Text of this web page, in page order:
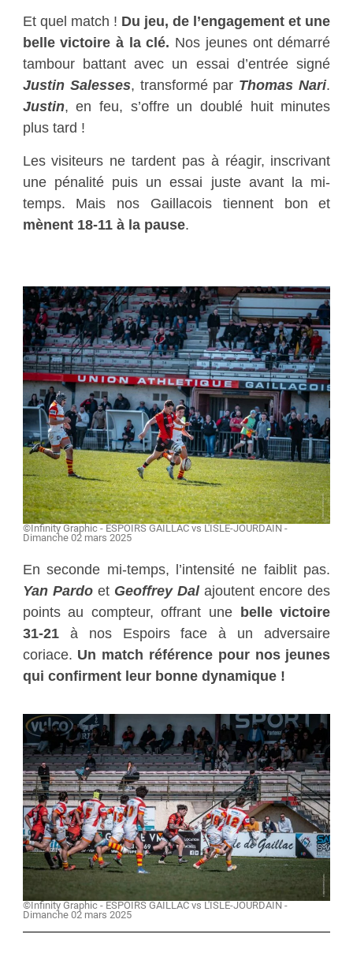
Et quel match ! Du jeu, de l’engagement et une
belle victoire à la clé. Nos jeunes ont démarré
tambour battant avec un essai d’entrée signé
Justin Salesses, transformé par Thomas Nari.
Justin, en feu, s’offre un doublé huit minutes
plus tard !
Les visiteurs ne tardent pas à réagir, inscrivant
une pénalité puis un essai juste avant la mi-
temps. Mais nos Gaillacois tiennent bon et
mènent 18-11 à la pause.
©Infinity Graphic - ESPOIRS GAILLAC vs L'ISLE-JOURDAIN -
Dimanche 02 mars 2025
En seconde mi-temps, l’intensité ne faiblit pas.
Yan Pardoet Geoffrey Dalajoutent encore des
points au compteur, offrant une belle victoire
31-21à nos Espoirs face à un adversaire
coriace. Un match référence pour nos jeunes
qui confirment leur bonne dynamique !
©Infinity Graphic - ESPOIRS GAILLAC vs L'ISLE-JOURDAIN -
Dimanche 02 mars 2025